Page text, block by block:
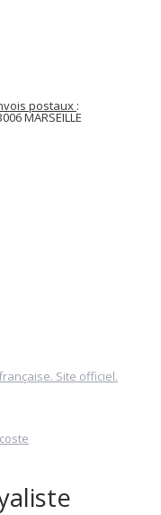
postaux :
MARSEILLE
Site officiel.